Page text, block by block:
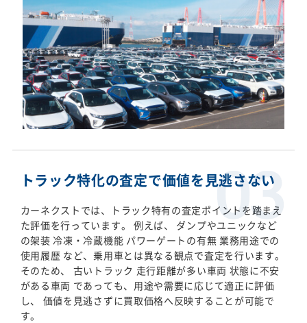
トラック特化の査定で価値を見逃さない
カーネクストでは、トラック特有の査定ポイントを踏まえ
た評価を行っています。 例えば、 ダンプやユニックなど
の架装 冷凍・冷蔵機能 パワーゲートの有無 業務用途での
使用履歴 など、乗用車とは異なる観点で査定を行います。
そのため、 古いトラック 走行距離が多い車両 状態に不安
がある車両 であっても、用途や需要に応じて適正に評価
し、 価値を見逃さずに買取価格へ反映することが可能で
す。